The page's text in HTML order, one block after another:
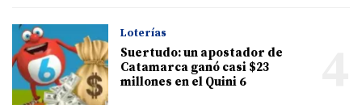
Loterías
Suertudo: un apostador de
Catamarca ganó casi $23
millones en el Quini 6